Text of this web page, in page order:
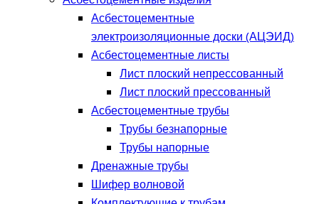
Асбестоцементные
электроизоляционные доски (АЦЭИД)
Асбестоцементные листы
Лист плоский непрессованный
Лист плоский прессованный
Асбестоцементные трубы
Трубы безнапорные
Трубы напорные
Дренажные трубы
Шифер волновой